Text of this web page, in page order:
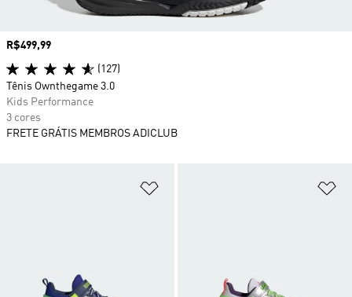
Preço
R$499,99
(127)
Tênis Ownthegame 3.0
Kids Performance
3 cores
FRETE GRÁTIS MEMBROS ADICLUB